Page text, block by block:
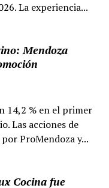
La experiencia...
Mendoza
14,2 % en el primer
Las acciones de
ProMendoza y...
Cocina fue